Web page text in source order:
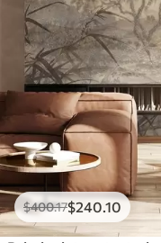
$400.17$240 .10